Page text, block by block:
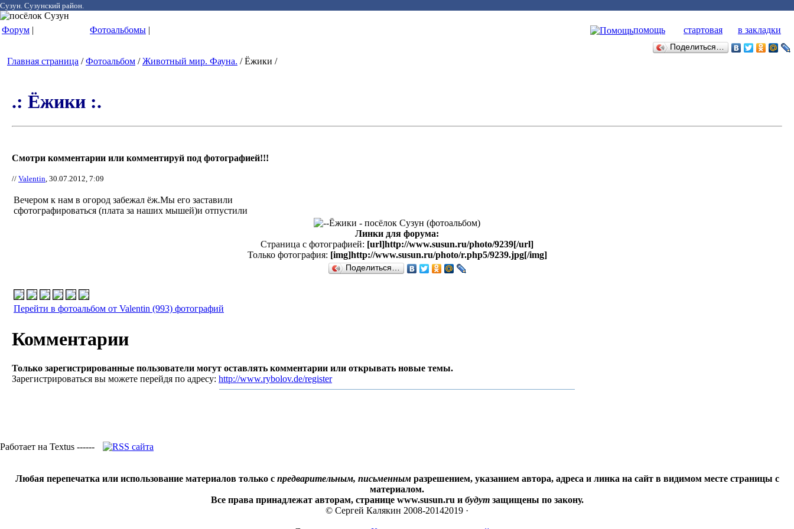
Сузун. Сузунский район.
Форум | Фотоальбомы | помощь стартовая в закладки
Поделиться…
Главная страница /Фотоальбом /Животный мир. Фауна. / Ёжики /
.: Ёжики :.
Смотри комментарии или комментируй под фотографией!!!
// Valentin , 30.07.2012, 7:09
Вечером к нам в огород забежал ёж.Мы его заставили
сфотографироваться (плата за наших мышей)и отпустили
Линки для форума:
Страница с фотографией: [url]http://www.susun.ru/photo/9239[/url]
Только фотография: [img]http://www.susun.ru/photo/r.php5/9239.jpg[/img]
Поделиться…
Перейти в фотоальбом от Valentin (993) фотографий
Комментарии
Только зарегистрированные пользователи могут оставлять комментарии или открывать новые темы.
Зарегистрироваться вы можете перейдя по адресу: http://www.rybolov.de/register
Работает на Textus ------
Любая перепечатка или использование материалов только с предварительным, письменнымразрешением, указанием автора, адреса и линка на сайт в видимом месте страницы с
материалом.
Все права принадлежат авторам, странице www.susun.ru и будутзащищены по закону.
© Сергей Калякин 2008-20142019 ·